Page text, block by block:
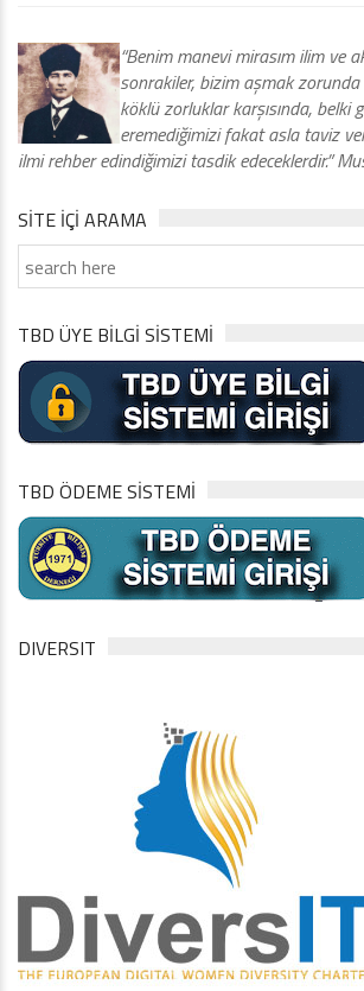
“Benim manevi mirasım ilim ve
sonrakiler, bizim aşmak
köklü zorluklar karşısında, belki
eremediğimizi fakat asla taviz
ilmi rehber edindiğimizi tasdik edeceklerdir.”
SITE IÇI ARAMA
TBD ÜYE BİLGİ SİSTEMİ
TBD ÖDEME SİSTEMİ
DIVERSIT